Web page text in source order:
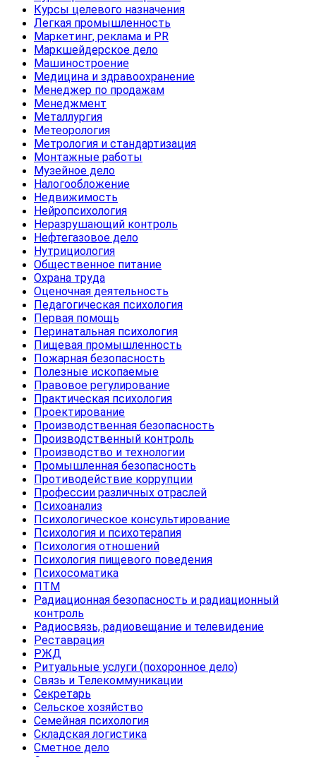
Курсы целевого назначения
Легкая промышленность
Маркетинг, реклама и PR
Маркшейдерское дело
Машиностроение
Медицина и здравоохранение
Менеджер по продажам
Менеджмент
Металлургия
Метеорология
Метрология и стандартизация
Монтажные работы
Музейное дело
Налогообложение
Недвижимость
Нейропсихология
Неразрушающий контроль
Нефтегазовое дело
Нутрициология
Общественное питание
Охрана труда
Оценочная деятельность
Педагогическая психология
Первая помощь
Перинатальная психология
Пищевая промышленность
Пожарная безопасность
Полезные ископаемые
Правовое регулирование
Практическая психология
Проектирование
Производственная безопасность
Производственный контроль
Производство и технологии
Промышленная безопасность
Противодействие коррупции
Профессии различных отраслей
Психоанализ
Психологическое консультирование
Психология и психотерапия
Психология отношений
Психология пищевого поведения
Психосоматика
ПТМ
Радиационная безопасность и радиационный
контроль
Радиосвязь, радиовещание и телевидение
Реставрация
РЖД
Ритуальные услуги (похоронное дело)
Связь и Телекоммуникации
Секретарь
Сельское хозяйство
Семейная психология
Складская логистика
Сметное дело